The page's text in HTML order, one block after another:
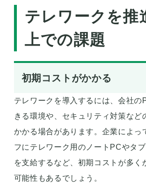
テレワークを推
上での課題
初期コストがかかる
テレワークを導入するには、会社の
きる環境や、セキュリティ対策など
かかる場合があります。企業によっ
フにテレワーク用のノートPCやタ
を支給するなど、初期コストが多く
可能性もあるでしょう。